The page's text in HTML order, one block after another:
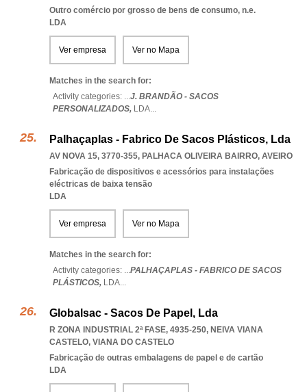
Outro comércio por grosso de bens de consumo, n.e.
LDA
Ver empresa Ver no Mapa
Matches in the search for:
Activity categories: ...J. BRANDÃO - SACOS
PERSONALIZADOS, LDA...
Palhaçaplas - Fabrico De Sacos Plásticos, Lda
AV NOVA 15, 3770-355, PALHACA OLIVEIRA BAIRRO, AVEIRO
Fabricação de dispositivos e acessórios para instalações
eléctricas de baixa tensão
LDA
Ver empresa Ver no Mapa
Matches in the search for:
Activity categories: ...PALHAÇAPLAS - FABRICO DE SACOS
PLÁSTICOS, LDA...
Globalsac - Sacos De Papel, Lda
R ZONA INDUSTRIAL 2ª FASE, 4935-250, NEIVA VIANA
CASTELO, VIANA DO CASTELO
Fabricação de outras embalagens de papel e de cartão
LDA